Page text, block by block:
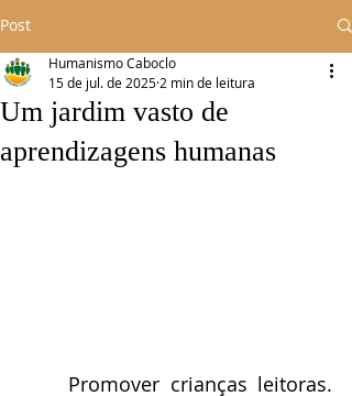
Post
Um jardim vasto de
aprendizagens humanas
Humanismo Caboclo
15 de jul. de 2025 2 min de leitura